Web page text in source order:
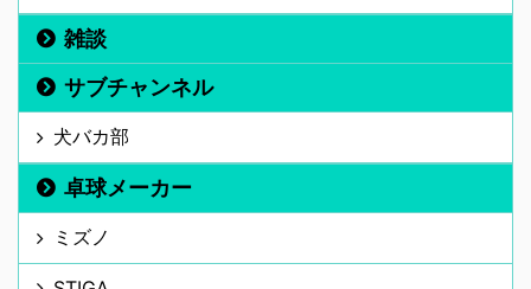
雑談
サブチャンネル
犬バカ部
卓球メーカー
ミズノ